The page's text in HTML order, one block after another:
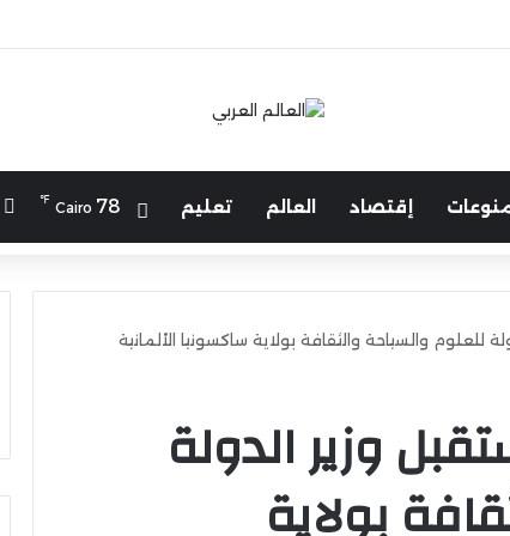
إقتصاد العالم تعليم Cairo 78
℉
للعلوم والسياحة والثقافة بولاية ساكسونيا الألمانية
وزير الدولة
بولاية